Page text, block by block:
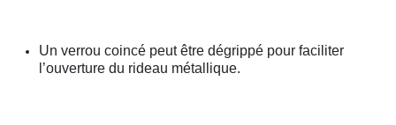
Un verrou coincé peut être dégrippé pour faciliter
l’ouverture du rideau métallique.